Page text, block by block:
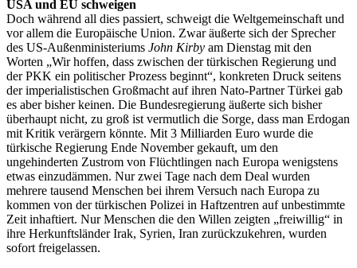
USA und EU schweigen
Doch während all dies passiert, schweigt die Weltgemeinschaft und
vor allem die Europäische Union. Zwar äußerte sich der Sprecher
des US-Außenministeriums John Kirby am Dienstag mit den
Worten „Wir hoffen, dass zwischen der türkischen Regierung und
der PKK ein politischer Prozess beginnt“, konkreten Druck seitens
der imperialistischen Großmacht auf ihren Nato-Partner Türkei gab
es aber bisher keinen. Die Bundesregierung äußerte sich bisher
überhaupt nicht, zu groß ist vermutlich die Sorge, dass man Erdogan
mit Kritik verärgern könnte. Mit 3 Milliarden Euro wurde die
türkische Regierung Ende November gekauft, um den
ungehinderten Zustrom von Flüchtlingen nach Europa wenigstens
etwas einzudämmen. Nur zwei Tage nach dem Deal wurden
mehrere tausend Menschen bei ihrem Versuch nach Europa zu
kommen von der türkischen Polizei in Haftzentren auf unbestimmte
Zeit inhaftiert. Nur Menschen die den Willen zeigten „freiwillig“ in
ihre Herkunftsländer Irak, Syrien, Iran zurückzukehren, wurden
sofort freigelassen.